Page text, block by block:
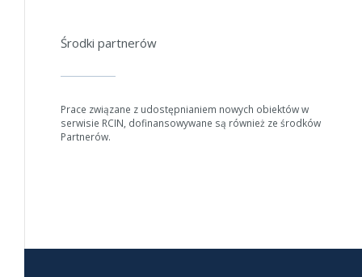
Środki partnerów
Prace związane z udostępnianiem nowych obiektów w
serwisie RCIN, dofinansowywane są również ze środków
Partnerów.